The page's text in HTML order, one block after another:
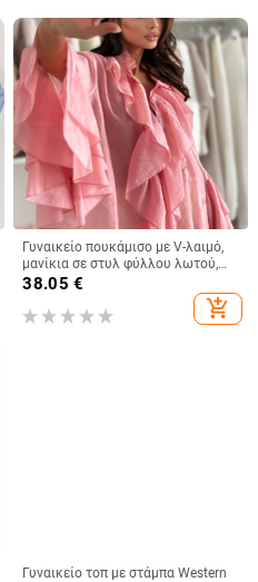
Γυναικείο πουκάμισο με V-λαιμό,
μανίκια σε στυλ φύλλου λωτού,
χωρίς τσαλάκωμα, ύφασμα
πολυεστέρα-ελαστάν, κανονικό
μήκος
38.05 €
add_shopping_cart
Γυναικείο τοπ με στάμπα Western